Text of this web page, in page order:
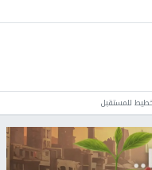
للمستقبل